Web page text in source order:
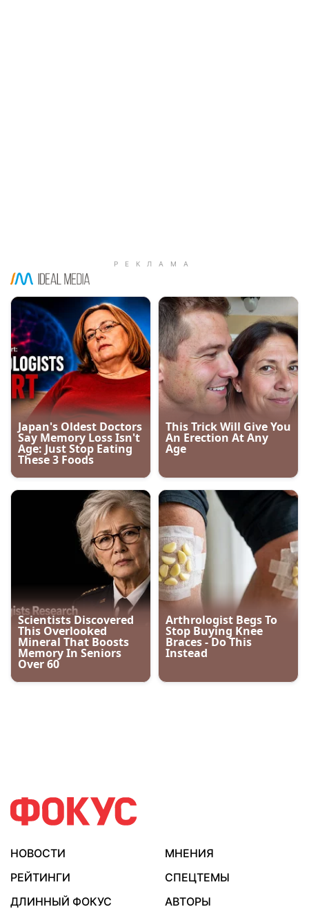
НОВОСТИ
МНЕНИЯ
РЕЙТИНГИ
СПЕЦТЕМЫ
ДЛИННЫЙ ФОКУС
АВТОРЫ